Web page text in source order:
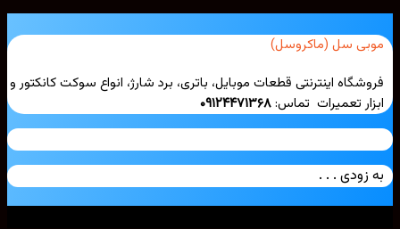
سل (ماکروسل)
اینترنتی قطعات موبایل، باتری، برد شارژ، انواع سوکت کانکتور و
تعمیرات تماس:۰۹۱۲۴۴۷۱۳۶۸
زودی . . .